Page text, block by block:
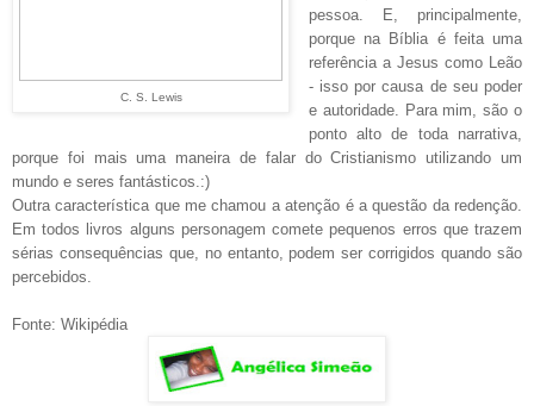
C. S. Lewis
pessoa. E, principalmente,
porque na Bíblia é feita uma
referência a Jesus como Leão
- isso por causa de seu poder
e autoridade.
Para mim, são o
ponto alto de toda narrativa,
porque foi mais uma maneira de falar do Cristianismo utilizando um
mundo e seres fantásticos.:)
Outra característica que me chamou a atenção é a questão da redenção.
Em todos livros alguns personagem comete pequenos erros que trazem
sérias consequências que, no entanto, podem ser corrigidos quando são
percebidos.
Fonte: Wikipédia